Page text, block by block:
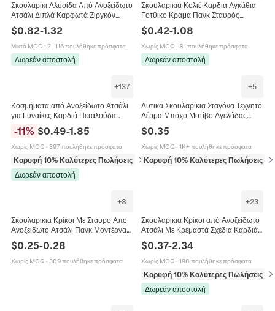
Σκουλαρίκι Αλυσίδα Από Ανοξείδωτο
Ατσάλι Διπλά Καρφωτά Ζιργκόν
Καρδιά Αστέρι Σταυρός Πανκ
Κοσμήματα
$0.82-1.32
Μικτό MOQ : 2· 116 πουλήθηκε πρόσφατα
Δωρεάν αποστολή
Σκουλαρίκια Κολιέ Καρδιά Αγκάθια
Γοτθικό Κράμα Πανκ Σταυρός
Σταγόνα Νερού Κοσμήματα Με Βάση
Για Γυναίκες Ρετρό
$0.42-1.08
Χωρίς MOQ · 81 πουλήθηκε πρόσφατα
Δωρεάν αποστολή
+137
Κοσμήματα από Ανοξείδωτο Ατσάλι
για Γυναίκες Καρδιά Πεταλούδα
Βραχιόλι Αλυσίδα Ποδιού
Σκουλαρίκια
-11% $0.49-1.85
Χωρίς MOQ · 397 πουλήθηκε πρόσφατα
Κορυφή 10% Καλύτερες Πωλήσεις
σε Σετ κοσμημάτων
Δωρεάν αποστολή
+5
Δυτικά Σκουλαρίκια Σταγόνα Τεχνητό
Δέρμα Μπόχο Μοτίβο Αγελάδας
Κοσμήματα Για Γυναίκες
$0.35
Χωρίς MOQ · 1K+ πουλήθηκε πρόσφατα
Κορυφή 10% Καλύτερες Πωλήσεις
+8
Σκουλαρίκια Κρίκοι Με Σταυρό Από
Ανοξείδωτο Ατσάλι Πανκ Μοντέρνα
Κοσμήματα Για Άνδρες Και Γυναίκες
$0.25-0.28
Χωρίς MOQ · 309 πουλήθηκε πρόσφατα
+23
Σκουλαρίκια Κρίκοι από Ανοξείδωτο
Ατσάλι Με Κρεμαστά Σχέδια Καρδιά
Σταυρός Τεχνητό Μαργαριτάρι
Χρυσό 18Κ Γυναικεία
$0.37-2.34
Χωρίς MOQ · 198 πουλήθηκε πρόσφατα
Κορυφή 10% Καλύτερες Πωλήσεις
Δωρεάν αποστολή